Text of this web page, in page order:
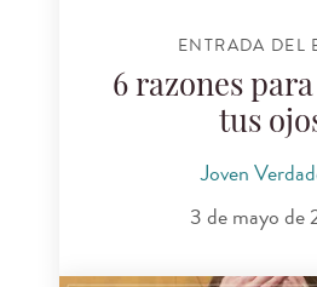
ENTRADA DEL
6 razones
tus
Joven
3 de mayo de